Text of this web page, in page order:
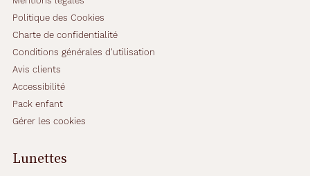
Politique des Cookies
Charte de confidentialité
Conditions générales d'utilisation
Avis clients
Accessibilité
Pack enfant
Gérer les cookies
Lunettes